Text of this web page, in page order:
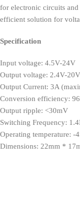
for electronic circuits
efficient solution for
Specification
Input voltage: 4.5V-24V
Output voltage: 2.4V-20V
Output Current: 3A
Conversion efficiency:
Output ripple: <30mV
Switching Frequency:
Operating temperature: -
Dimensions: 22mm *